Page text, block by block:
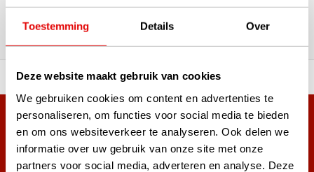
Toestemming Details Over
Deze website maakt gebruik van cookies
We gebruiken cookies om content en advertenties te
personaliseren, om functies voor social media te bieden
en om ons websiteverkeer te analyseren. Ook delen we
informatie over uw gebruik van onze site met onze
partners voor social media, adverteren en analyse. Deze
Reviews: What our customers
say
of premium brands! Ordered before 3 pm,
+38,000 customers have already subscribed.
Sign up for the newsletter and never miss out on the best
golf deals!